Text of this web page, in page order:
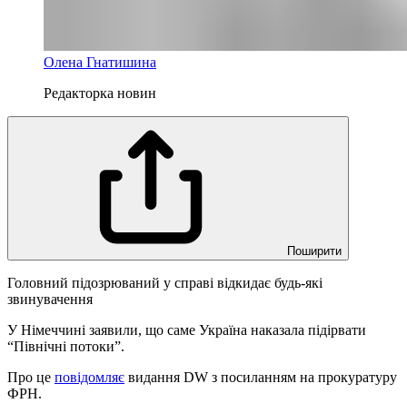
Олена Гнатишина
Редакторка новин
Поширити
Головний підозрюваний у справі відкидає будь-які
звинувачення
У Німеччині заявили, що саме Україна наказала підірвати
“Північні потоки”.
Про це повідомляє видання DW з посиланням на прокуратуру
ФРН.